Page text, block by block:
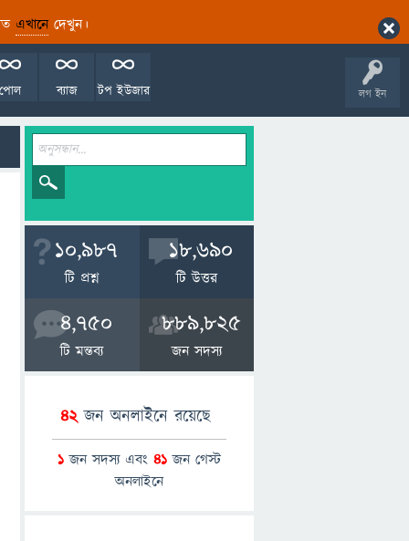
এখানেদেখুন।
লগ ইন
টপ ইউজার
ব্যাজ
পোল
10,987
টি প্রশ্ন
18,690
টি উত্তর
4,750
টি মন্তব্য
889,825
জন সদস্য
42জন অনলাইনে রয়েছে
1 জন সদস্য এবং 41 জন গেস্ট
অনলাইনে